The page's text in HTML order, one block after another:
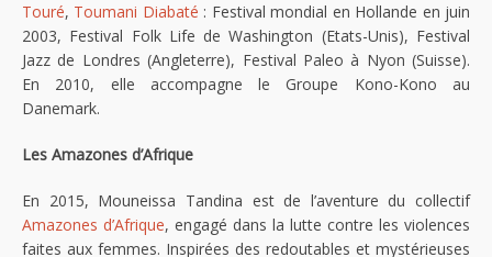
Touré, Toumani Diabaté : Festival mondial en Hollande en juin
2003, Festival Folk Life de Washington (Etats-Unis), Festival
Jazz de Londres (Angleterre), Festival Paleo à Nyon (Suisse).
En 2010, elle accompagne le Groupe Kono-Kono au
Danemark.
Les Amazones d’Afrique
En 2015, Mouneissa Tandina est de l’aventure du collectif
Amazones d’Afrique, engagé dans la lutte contre les violences
faites aux femmes. Inspirées des redoutables et mystérieuses